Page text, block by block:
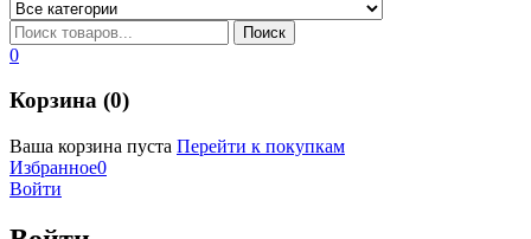
0
Корзина (0)
Ваша корзина пуста Перейти к покупкам
Избранное0
Войти